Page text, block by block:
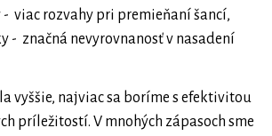
viac rozvahy pri premieňaní šancí,
- značná nevyrovnanosť v nasadení
vyššie, najviac sa boríme s efektivitou
príležitostí. V mnohých zápasoch sme